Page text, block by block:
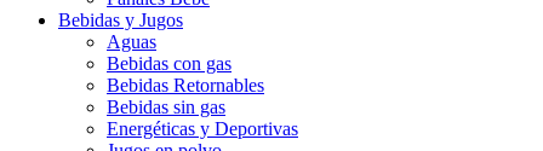
Bebidas y Jugos
Aguas
Bebidas con gas
Bebidas Retornables
Bebidas sin gas
Energéticas y Deportivas